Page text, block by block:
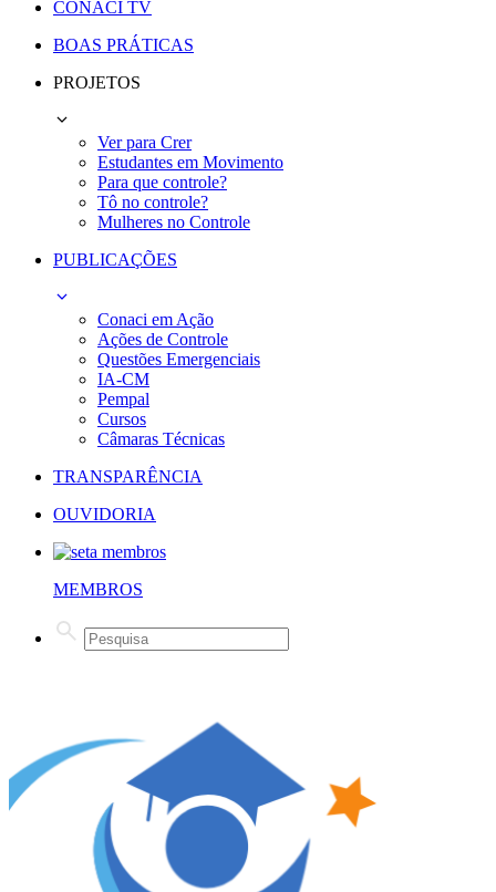
CONACI TV
BOAS PRÁTICAS
PROJETOS
Ver para Crer
Estudantes em Movimento
Para que controle?
Tô no controle?
Mulheres no Controle
PUBLICAÇÕES
Conaci em Ação
Ações de Controle
Questões Emergenciais
IA-CM
Pempal
Cursos
Câmaras Técnicas
TRANSPARÊNCIA
OUVIDORIA
MEMBROS